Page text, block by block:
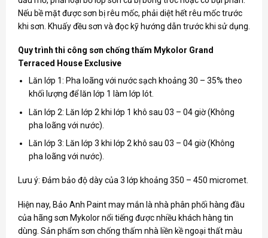
Nếu bề mặt được sơn bị rêu mốc, phải diệt hết rêu mốc trước
khi sơn. Khuấy đều sơn và đọc kỹ hướng dẫn trước khi sử dụng.
Quy trình thi công sơn chống thấm Mykolor Grand
Terraced House Exclusive
Lăn lớp 1: Pha loãng với nước sạch khoảng 30 – 35% theo
khối lượng để lăn lớp 1 làm lớp lót.
Lăn lớp 2: Lăn lớp 2 khi lớp 1 khô sau 03 – 04 giờ (Không
pha loãng với nước).
Lăn lớp 3: Lăn lớp 3 khi lớp 2 khô sau 03 – 04 giờ (Không
pha loãng với nước).
Lưu ý: Đảm bảo độ dày của 3 lớp khoảng 350 – 450 micromet.
Hiện nay, Bảo Anh Paint may mắn là nhà phân phối hàng đầu
của hãng sơn Mykolor nổi tiếng được nhiều khách hàng tin
dùng. Sản phẩm sơn chống thấm nhà liền kề ngoại thất màu